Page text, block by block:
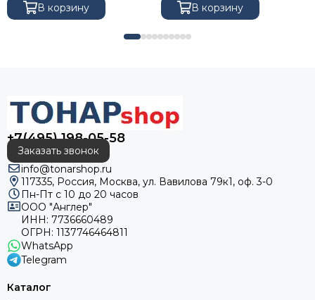
В корзину В корзину
+7(495) 198-05-58
Заказать звонок
info@tonarshop.ru
117335, Россия, Москва, ул. Вавилова 79к1, оф. 3-0
Пн-Пт с 10 до 20 часов
ООО "Англер"
ИНН: 7736660489
ОГРН: 1137746464811
WhatsApp
Telegram
Каталог